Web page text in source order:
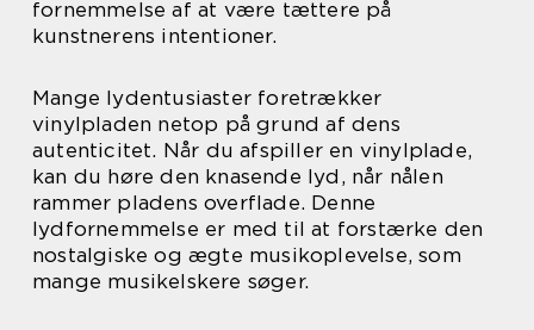
fornemmelse af at være tættere på
kunstnerens intentioner.
Mange lydentusiaster foretrækker
vinylpladen netop på grund af dens
autenticitet. Når du afspiller en vinylplade,
kan du høre den knasende lyd, når nålen
rammer pladens overflade. Denne
lydfornemmelse er med til at forstærke den
nostalgiske og ægte musikoplevelse, som
mange musikelskere søger.